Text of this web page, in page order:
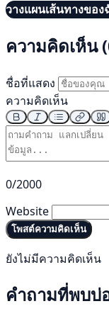
วางแผนเส้นทางของ
ความคิดเห็น
ชื่อที่แสดง
ความคิดเห็น
0/2000
Website
โพสต์ความคิดเห็น
ยังไม่มีความคิดเห็น
คำถามที่พบบ่